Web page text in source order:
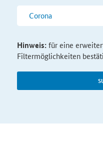
Hinweis:für eine
Filtermöglichkeiten